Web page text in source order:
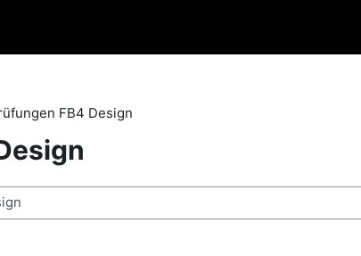
FB4 Design